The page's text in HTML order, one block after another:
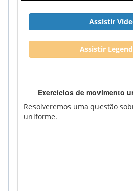
Assistir
Assistir
Exercícios de movimento
Resolveremos uma questão
uniforme.